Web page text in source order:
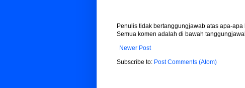
Penulis tidak bertanggungjawab atas apa-
Semua komen adalah di bawah
Newer Post
Subscribe to: Post Comments (Atom)